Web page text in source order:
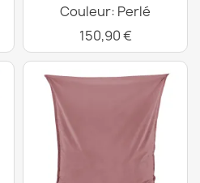
Couleur: Perlé
150,90 €